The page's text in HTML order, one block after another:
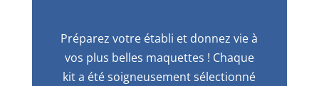
Préparez votre établi et donnez vie à
vos plus belles maquettes ! Chaque
kit a été soigneusement sélectionné